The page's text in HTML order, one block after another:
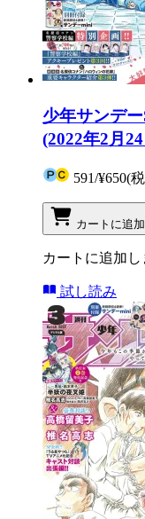
少年サンデ
(2022年2月
591/¥650(
カートに追加
カートに追加し
試し読み